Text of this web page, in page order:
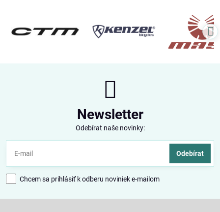
Newsletter
Odebírat naše novinky:
Odebírat
Chcem sa prihlásiť k odberu noviniek e-mailom